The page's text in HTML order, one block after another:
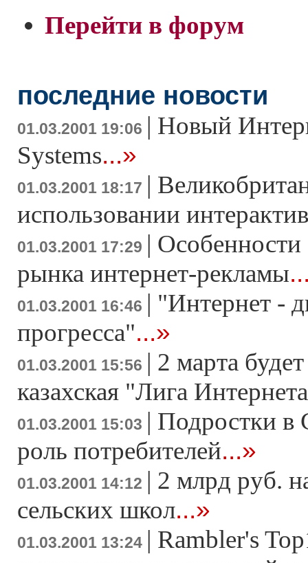
Перейти в форум
последние новости
01.03.2001 19:06 | Новый
Systems...»
01.03.2001 18:17 |
использовании
01.03.2001 17:29 |
рынка интернет-рекламы
01.03.2001 16:46 | "Интернет -
прогресса"...»
01.03.2001 15:56 | 2 марта
казахская "Лига
01.03.2001 15:03 | Подростки в
роль потребителей...»
01.03.2001 14:12 | 2 млрд руб.
сельских школ...»
01.03.2001 13:24 | Rambler's